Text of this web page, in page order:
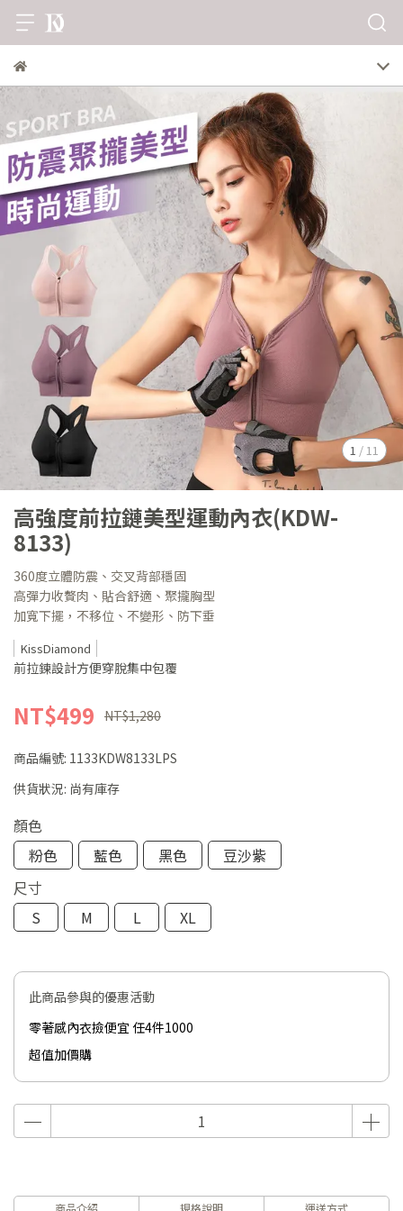
1 / 11
高強度前拉鏈美型運動內衣(KDW-
8133)
360度立體防震、交叉背部穩固
高彈力收贅肉、貼合舒適、聚攏胸型
加寬下擺，不移位、不變形、防下垂
KissDiamond
前拉鍊設計方便穿脫集中包覆
NT$499 NT$1,280
商品編號: 1133KDW8133LPS
供貨狀況: 尚有庫存
顏色
粉色
藍色 黑色
豆沙紫
尺寸
S
M L XL
此商品參與的優惠活動
零著感內衣撿便宜 任4件1000
超值加價購
商品介紹 規格說明 運送方式